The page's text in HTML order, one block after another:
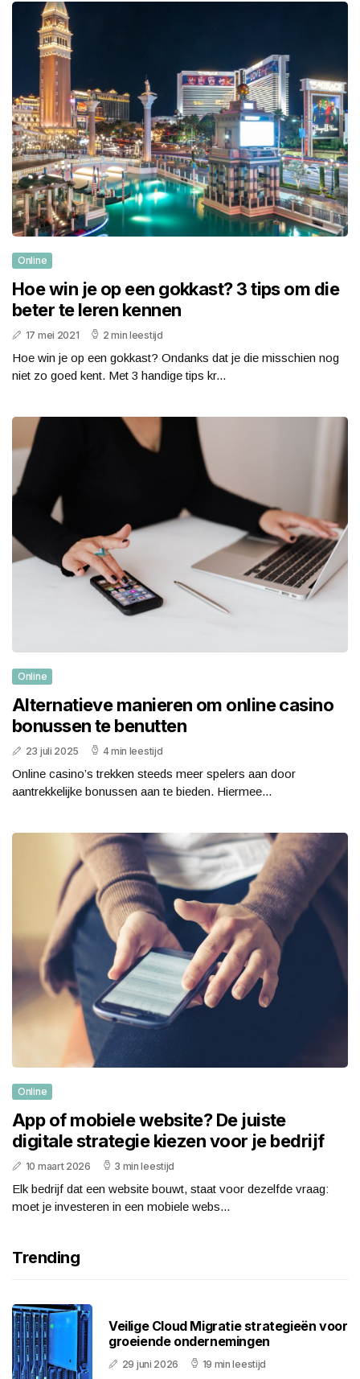
Online
Hoe win je op een gokkast? 3 tips om die
beter te leren kennen
17 mei 2021 2 min leestijd
Hoe win je op een gokkast? Ondanks dat je die misschien nog
niet zo goed kent. Met 3 handige tips kr...
Online
Alternatieve manieren om online casino
bonussen te benutten
23 juli 2025 4 min leestijd
Online casino’s trekken steeds meer spelers aan door
aantrekkelijke bonussen aan te bieden. Hiermee...
Online
App of mobiele website? De juiste
digitale strategie kiezen voor je bedrijf
10 maart 2026 3 min leestijd
Elk bedrijf dat een website bouwt, staat voor dezelfde vraag:
moet je investeren in een mobiele webs...
Trending
Veilige Cloud Migratie strategieën voor
groeiende ondernemingen
29 juni 2026 19 min leestijd